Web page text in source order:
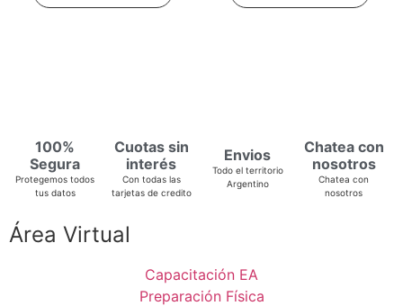
100%
Segura
Protegemos todos
tus datos
Cuotas sin
interés
Con todas las
tarjetas de credito
Envios
Todo el territorio
Argentino
Chatea con
nosotros
Chatea con
nosotros
Área Virtual
Capacitación EA
Preparación Física